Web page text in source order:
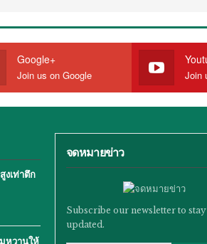
Google+
Join us on Google Join
งเท่าตึก
หวานให้
จดหมายข่าว
Subscribe our newsletter to stay
updated.